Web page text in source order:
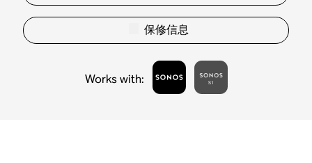
保修信息
Works with: